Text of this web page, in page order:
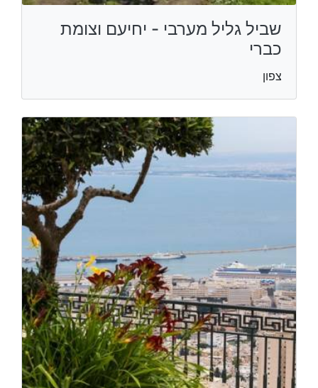
שביל גליל מערבי - יחיעם וצומת
כברי
צפון